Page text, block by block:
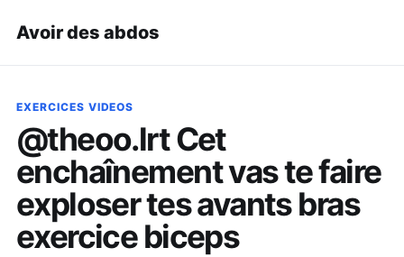
Avoir des abdos
EXERCICES VIDEOS
@theoo.lrt Cet
enchaînement vas te faire
exploser tes avants bras
exercice biceps